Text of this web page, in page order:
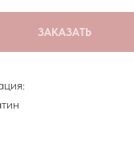
ЗАКАЗАТЬ